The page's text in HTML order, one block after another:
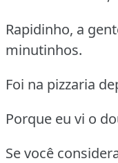
Rapidinho, a
minutinhos.
Foi na pizzaria
Porque eu vi o
Se você